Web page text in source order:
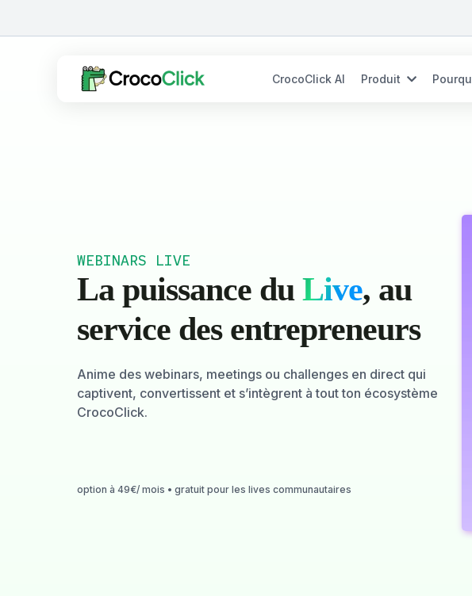
CrocoClick AI Produit
WEBINARS LIVE
La puissance du Live, au
service des entrepreneurs
Anime des webinars, meetings ou challenges en direct qui
captivent, convertissent et s’intègrent à tout ton écosystème
CrocoClick.
option à 49€/ mois • gratuit pour les lives communautaires